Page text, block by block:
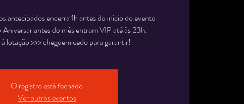
antecipados encerra 1h antes do início do evento
do mês entram VIP até às 23h.
lotação >>> cheguem cedo para garantir!
O registro está fechado
Ver outros eventos